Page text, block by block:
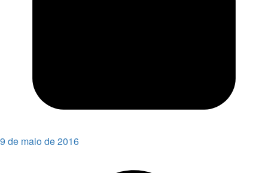
9 de maio de 2016